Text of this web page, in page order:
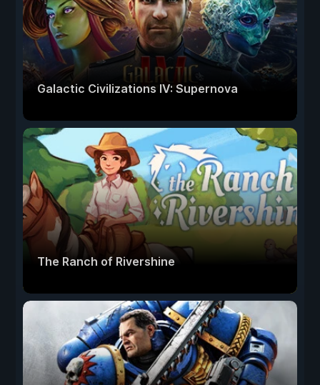
Galactic Civilizations IV: Supernova
The Ranch of Rivershine